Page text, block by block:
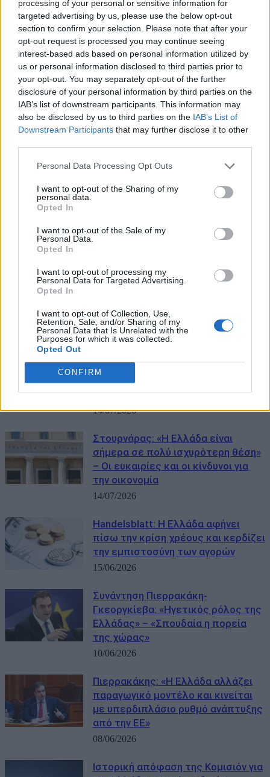
processing of your personal or sensitive information for
targeted advertising by us, please use the below opt-out
section to confirm your selection. Please note that after your
opt-out request is processed you may continue seeing
interest-based ads based on personal information utilized by
us or personal information disclosed to third parties prior to
your opt-out. You may separately opt-out of the further
disclosure of your personal information by third parties on the
IAB’s list of downstream participants. This information may
also be disclosed by us to third parties on the IAB’s List of
Downstream Participants that may further disclose it to other
Personal Data Processing Opt Outs
I want to opt-out of the Sharing of my
personal data.
Opted In
I want to opt-out of the Sale of my
Personal Data.
Opted In
I want to opt-out of processing my
Personal Data for Targeted Advertising.
Opted In
I want to opt-out of Collection, Use,
Retention, Sale, and/or Sharing of my
Personal Data that Is Unrelated with the
Purposes for which it was collected.
Opted Out
CONFIRM
ΜΠΟΡΕΙ ΝΑ ΣΑΣ ΕΝΔΙΑΦΕΡΕΙ
θα συνεχίσει να αναπτύσσεται με
υψηλότερους ρυθμούς από τον
μέσο όρο της Ευρωζώνης»
14/07/2026
Στουρνάρας: «Η Ελλάδα είναι
σήμερα σε πολύ ισχυρότερη θέση»
– Οι ευκαιρίες και οι κίνδυνοι για
την οικονομία
14/07/2026
Handelsblatt: Η Ελλάδα αφήνει
πίσω την κρίση χρέους και κερδίζει
την εμπιστοσύνη των αγορών
15/06/2026
Συνάντηση Πιερρακάκη-
Γκεοργκίεβα: «Ηγετικός ρόλος της
Ελλάδας» – «Σπουδαία η πορεία
της χώρας»
10/06/2026
Πιερρακάκης: «Η Ελλάδα αλλάζει
παραγωγικό μοντέλο και κινείται
με υπερδιπλάσιο ρυθμό ανάπτυξης
από την ΕΕ»
08/06/2026
Ιστορική απόφαση της Κομισιόν για